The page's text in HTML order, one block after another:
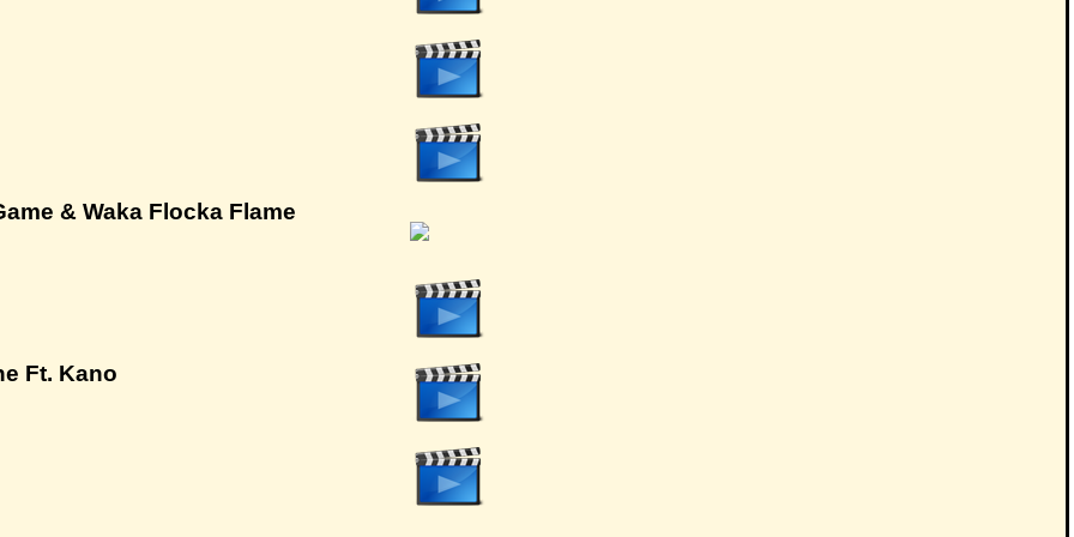
& Waka Flocka Flame
Ft. Kano